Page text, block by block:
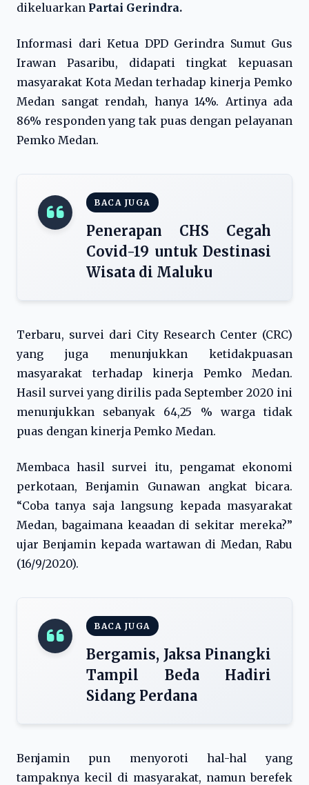
dikeluarkan Partai Gerindra.
Informasi dari Ketua DPD Gerindra Sumut Gus
Irawan Pasaribu, didapati tingkat kepuasan
masyarakat Kota Medan terhadap kinerja Pemko
Medan sangat rendah, hanya 14%. Artinya ada
86% responden yang tak puas dengan pelayanan
Pemko Medan.
BACA JUGA
Penerapan CHS Cegah
Covid-19 untuk Destinasi
Wisata di Maluku
Terbaru, survei dari City Research Center (CRC)
yang juga menunjukkan ketidakpuasan
masyarakat terhadap kinerja Pemko Medan.
Hasil survei yang dirilis pada September 2020 ini
menunjukkan sebanyak 64,25 % warga tidak
puas dengan kinerja Pemko Medan.
Membaca hasil survei itu, pengamat ekonomi
perkotaan, Benjamin Gunawan angkat bicara.
“Coba tanya saja langsung kepada masyarakat
Medan, bagaimana keaadan di sekitar mereka?”
ujar Benjamin kepada wartawan di Medan, Rabu
(16/9/2020).
BACA JUGA
Bergamis, Jaksa Pinangki
Tampil Beda Hadiri
Sidang Perdana
Benjamin pun menyoroti hal-hal yang
tampaknya kecil di masyarakat, namun berefek